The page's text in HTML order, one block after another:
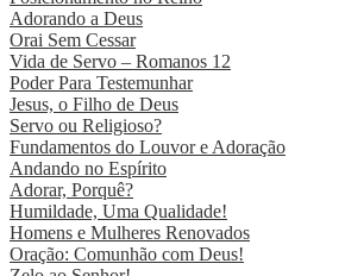
Adorando a Deus
Orai Sem Cessar
Vida de Servo – Romanos 12
Poder Para Testemunhar
Jesus, o Filho de Deus
Servo ou Religioso?
Fundamentos do Louvor e Adoração
Andando no Espírito
Adorar, Porquê?
Humildade, Uma Qualidade!
Homens e Mulheres Renovados
Oração: Comunhão com Deus!